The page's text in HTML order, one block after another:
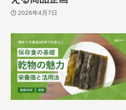
2026年4月7日